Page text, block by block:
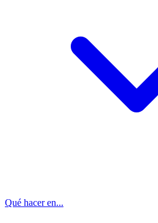
Qué hacer en...